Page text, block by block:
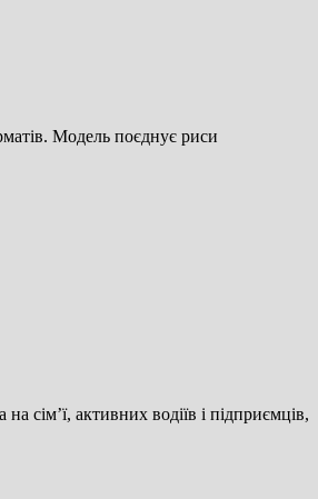
Модель поєднує риси
сім’ї, активних водіїв і підприємців,